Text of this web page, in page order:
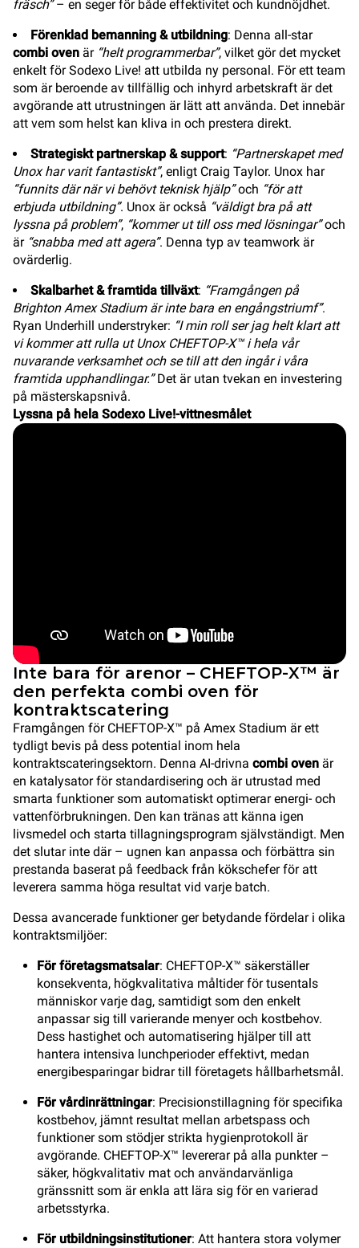
fräsch”– en seger för både effektivitet och kundnöjdhet.
Förenklad bemanning & utbildning: Denna all-star
combi oven är “helt programmerbar”, vilket gör det mycket
enkelt för Sodexo Live! att utbilda ny personal. För ett team
som är beroende av tillfällig och inhyrd arbetskraft är det
avgörande att utrustningen är lätt att använda. Det innebär
att vem som helst kan kliva in och prestera direkt.
Strategiskt partnerskap & support: “Partnerskapet med
Unox har varit fantastiskt”, enligt Craig Taylor. Unox har
“funnits där när vi behövt teknisk hjälp”och “för att
erbjuda utbildning”. Unox är också “väldigt bra på att
lyssna på problem”, “kommer ut till oss med lösningar”och
är “snabba med att agera”. Denna typ av teamwork är
ovärderlig.
Skalbarhet & framtida tillväxt: “Framgången på
Brighton Amex Stadium är inte bara en engångstriumf”.
Ryan Underhill understryker: “I min roll ser jag helt klart att
vi kommer att rulla ut Unox CHEFTOP-X™ i hela vår
nuvarande verksamhet och se till att den ingår i våra
framtida upphandlingar.”Det är utan tvekan en investering
på mästerskapsnivå.
Lyssna på hela Sodexo Live!-vittnesmålet
Inte bara för arenor – CHEFTOP-X™ är
den perfekta combi oven för
kontraktscatering
Framgången för CHEFTOP-X™ på Amex Stadium är ett
tydligt bevis på dess potential inom hela
kontraktscateringsektorn. Denna AI-drivna combi oven är
en katalysator för standardisering och är utrustad med
smarta funktioner som automatiskt optimerar energi- och
vattenförbrukningen. Den kan tränas att känna igen
livsmedel och starta tillagningsprogram självständigt. Men
det slutar inte där – ugnen kan anpassa och förbättra sin
prestanda baserat på feedback från kökschefer för att
leverera samma höga resultat vid varje batch.
Dessa avancerade funktioner ger betydande fördelar i olika
kontraktsmiljöer:
För företagsmatsalar: CHEFTOP-X™ säkerställer
konsekventa, högkvalitativa måltider för tusentals
människor varje dag, samtidigt som den enkelt
anpassar sig till varierande menyer och kostbehov.
Dess hastighet och automatisering hjälper till att
hantera intensiva lunchperioder effektivt, medan
energibesparingar bidrar till företagets hållbarhetsmål.
För vårdinrättningar: Precisionstillagning för specifika
kostbehov, jämnt resultat mellan arbetspass och
funktioner som stödjer strikta hygienprotokoll är
avgörande. CHEFTOP-X™ levererar på alla punkter –
säker, högkvalitativ mat och användarvänliga
gränssnitt som är enkla att lära sig för en varierad
arbetsstyrka.
För utbildningsinstitutioner: Att hantera stora volymer